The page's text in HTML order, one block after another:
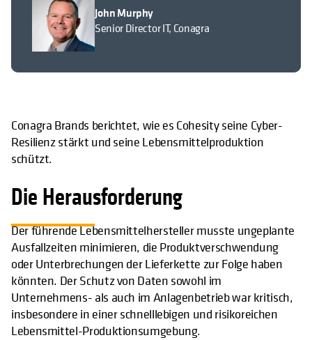
John Murphy
Senior Director IT, Conagra
Conagra Brands berichtet, wie es Cohesity seine Cyber-
Resilienz stärkt und seine Lebensmittelproduktion
schützt.
Die Herausforderung
Der führende Lebensmittelhersteller musste ungeplante
Ausfallzeiten minimieren, die Produktverschwendung
oder Unterbrechungen der Lieferkette zur Folge haben
könnten. Der Schutz von Daten sowohl im
Unternehmens- als auch im Anlagenbetrieb war kritisch,
insbesondere in einer schnelllebigen und risikoreichen
Lebensmittel-Produktionsumgebung.